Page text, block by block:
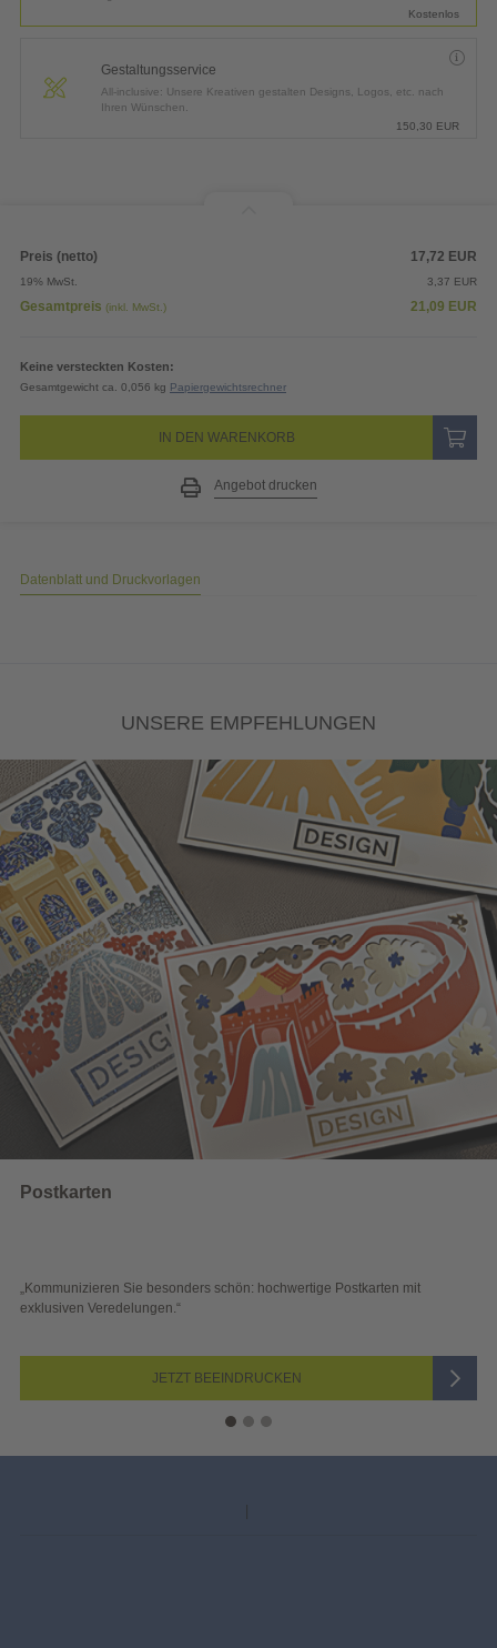
Kostenlos
Gestaltungsservice
All-inclusive: Unsere Kreativen gestalten Designs, Logos, etc. nach
Ihren Wünschen.
150,30 EUR
Preis (netto) 17,72 EUR
19% MwSt. 3,37 EUR
Gesamtpreis (inkl. MwSt.) 21,09 EUR
Keine versteckten Kosten:
Gesamtgewicht ca. 0,056 kg Papiergewichtsrechner
IN DEN WARENKORB
Angebot drucken
Datenblatt und Druckvorlagen
UNSERE EMPFEHLUNGEN
Postkarten mit
„Sichtbar und wirkungsvoll – mit plakativer
JETZT AUSWÄHLEN